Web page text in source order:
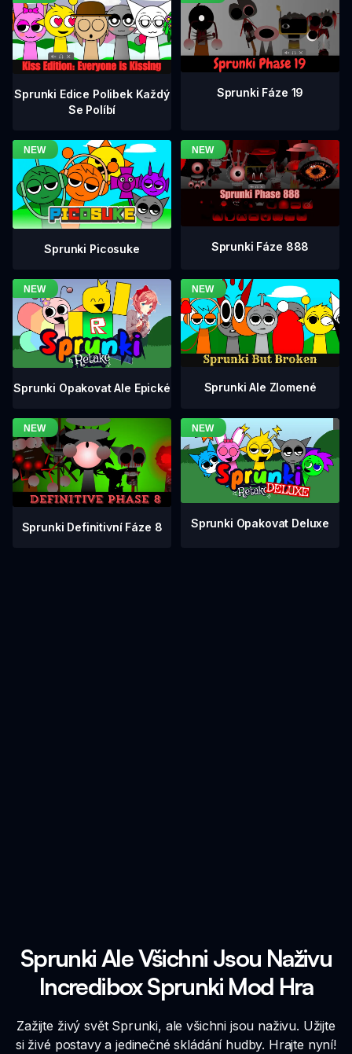
Sprunki Edice Polibek Každý
Se Políbí
Sprunki Fáze 19
Sprunki Picosuke Sprunki Fáze 888
Sprunki Opakovat Ale Epické Sprunki Ale Zlomené
Sprunki Definitivní Fáze 8 Sprunki Opakovat Deluxe
Sprunki Ale Všichni Jsou Naživu
Incredibox Sprunki Mod Hra
Zažijte živý svět Sprunki, ale všichni jsou naživu. Užijte
si živé postavy a jedinečné skládání hudby. Hrajte nyní!